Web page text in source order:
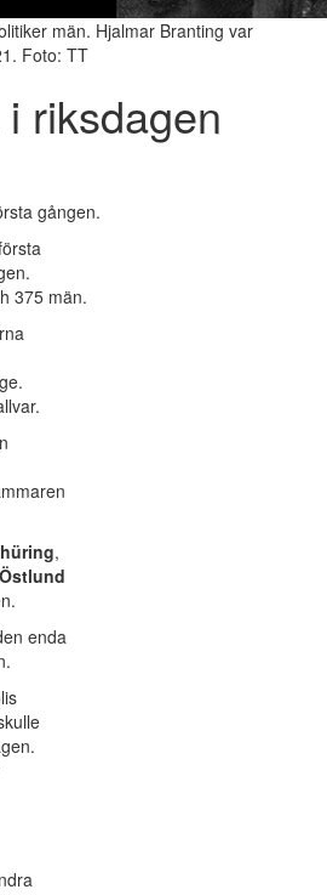
män. Hjalmar Branting var
Foto: TT
riksdagen
gången.
375 män.
,
enda